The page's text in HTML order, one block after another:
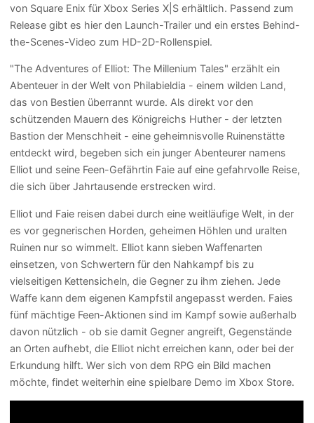
von Square Enix für Xbox Series X|S erhältlich. Passend zum
Release gibt es hier den Launch-Trailer und ein erstes Behind-
the-Scenes-Video zum HD-2D-Rollenspiel.
"The Adventures of Elliot: The Millenium Tales" erzählt ein
Abenteuer in der Welt von Philabieldia - einem wilden Land,
das von Bestien überrannt wurde. Als direkt vor den
schützenden Mauern des Königreichs Huther - der letzten
Bastion der Menschheit - eine geheimnisvolle Ruinenstätte
entdeckt wird, begeben sich ein junger Abenteurer namens
Elliot und seine Feen-Gefährtin Faie auf eine gefahrvolle Reise,
die sich über Jahrtausende erstrecken wird.
Elliot und Faie reisen dabei durch eine weitläufige Welt, in der
es vor gegnerischen Horden, geheimen Höhlen und uralten
Ruinen nur so wimmelt. Elliot kann sieben Waffenarten
einsetzen, von Schwertern für den Nahkampf bis zu
vielseitigen Kettensicheln, die Gegner zu ihm ziehen. Jede
Waffe kann dem eigenen Kampfstil angepasst werden. Faies
fünf mächtige Feen-Aktionen sind im Kampf sowie außerhalb
davon nützlich - ob sie damit Gegner angreift, Gegenstände
an Orten aufhebt, die Elliot nicht erreichen kann, oder bei der
Erkundung hilft. Wer sich von dem RPG ein Bild machen
möchte, findet weiterhin eine spielbare Demo im Xbox Store.